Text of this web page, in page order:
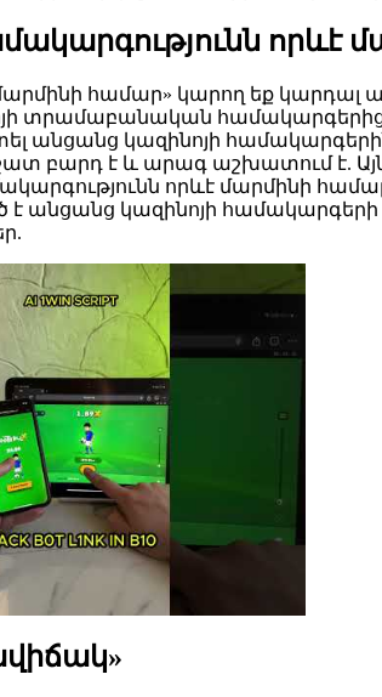
որևէ
համար» կարող եք կարդալ
տրամաբանական
կազինոյի
բարդ է և արագ աշխատում է.
որևէ մարմինի
է անցանց կազինոյի